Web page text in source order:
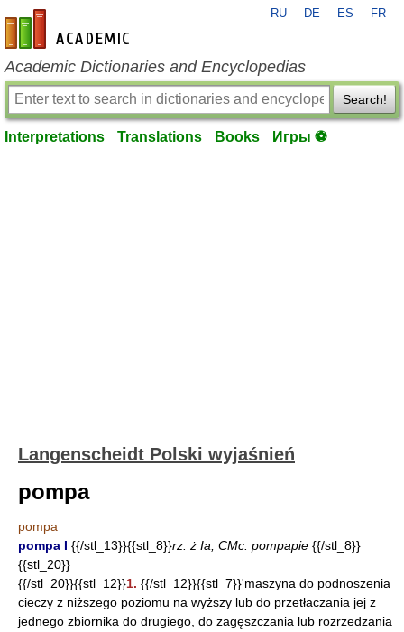
en-academic.com
RU DE ES FR
Academic Dictionaries and Encyclopedias
Search!
Interpretations Translations Books Игры ⚽
Langenscheidt Polski wyjaśnień
pompa
pompa
pompa I {{/stl_13}}{{stl_8}}rz. ż Ia, CMc. pompapie {{/stl_8}}
{{stl_20}}
{{/stl_20}}{{stl_12}}1. {{/stl_12}}{{stl_7}}'maszyna do podnoszenia
cieczy z niższego poziomu na wyższy lub do przetłaczania jej z
jednego zbiornika do drugiego, do zagęszczania lub rozrzedzania